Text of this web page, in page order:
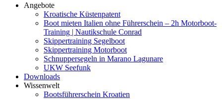
Angebote
Kroatische Küstenpatent
Boot mieten Italien ohne Führerschein – 2h Motorboot-
Training | Nautikschule Conrad
Skippertraining Segelboot
Skippertraining Motorboot
Schnuppersegeln in Marano Lagunare
UKW Seefunk
Downloads
Wissenwelt
Bootsführerschein Kroatien